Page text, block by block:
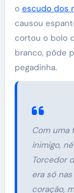
o escudo dos
causou
cortou o bolo
branco, pôde
pegadinha.
Com uma
inimigo,
Torcedor
era só
coração,